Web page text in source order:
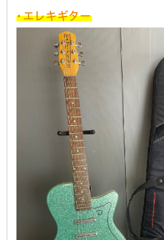
・エレキギター